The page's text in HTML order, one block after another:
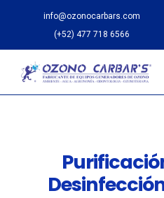
info@ozonocarbars.com
(+52) 477 718 6566